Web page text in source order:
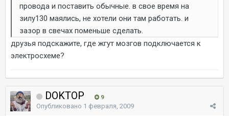
провода и поставить обычные. в свое время на
зилу130 маялись, не хотели они там работать. и
зазор в свечах поменьше сделать.
друзья подскажите, где жгут мозгов подключается к
электросхеме?
DOKTOP 9
Опубликовано 1 февраля, 2009